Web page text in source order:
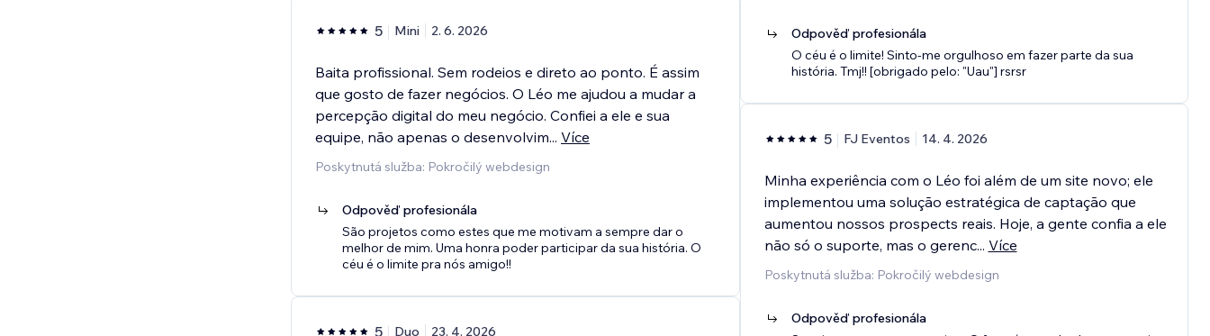
5 Mini 2. 6. 2026
Baita profissional. Sem rodeios e direto ao ponto. É assim
que gosto de fazer negócios. O Léo me ajudou a mudar a
percepção digital do meu negócio. Confiei a ele e sua
equipe, não apenas o desenvolvim... Více
Poskytnutá služba: Pokročilý webdesign
Odpověď profesionála
São projetos como estes que me motivam a sempre dar o
melhor de mim. Uma honra poder participar da sua história. O
céu é o limite pra nós amigo!!
5 Duo 23. 4. 2026
Odpověď profesionála
O céu é o limite! Sinto-me orgulhoso em fazer parte da sua
história. Tmj!! [obrigado pelo: "Uau"] rsrsr
5 FJ Eventos 14. 4. 2026
Minha experiência com o Léo foi além de um site novo; ele
implementou uma solução estratégica de captação que
aumentou nossos prospects reais. Hoje, a gente confia a ele
não só o suporte, mas o gerenc... Více
Poskytnutá služba: Pokročilý webdesign
Odpověď profesionála